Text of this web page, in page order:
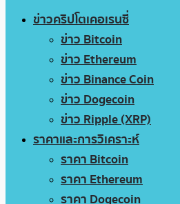
ข่าวคริปโตเคอเรนซี่
ข่าว Bitcoin
ข่าว Ethereum
ข่าว Binance Coin
ข่าว Dogecoin
ข่าว Ripple (XRP)
ราคาและการวิเคราะห์
ราคา Bitcoin
ราคา Ethereum
ราคา Dogecoin